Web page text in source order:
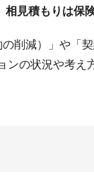
相見積もりは保
削減）」や
の状況や考